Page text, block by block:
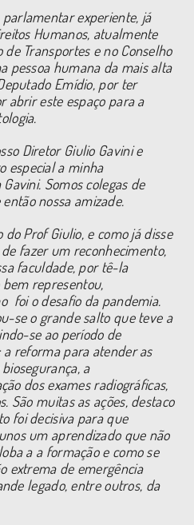
experiente, já
Humanos, atualmente
Transportes e no Conselho
pessoa humana da mais alta
Emídio, por ter
abrir este espaço para a
Diretor Giulio Gavini e
especial a minha
Somos colegas de
nossa amizade.
Prof Giulio, e como já disse
fazer um reconhecimento,
faculdade, por tê-la
representou,
foi o desafio da pandemia.
se o grande salto que teve a
se ao período de
a reforma para atender as
a
dos exames radiográficas,
São muitas as ações, destaco
foi decisiva para que
um aprendizado que não
a a formação e como se
extrema de emergência
legado, entre outros, da